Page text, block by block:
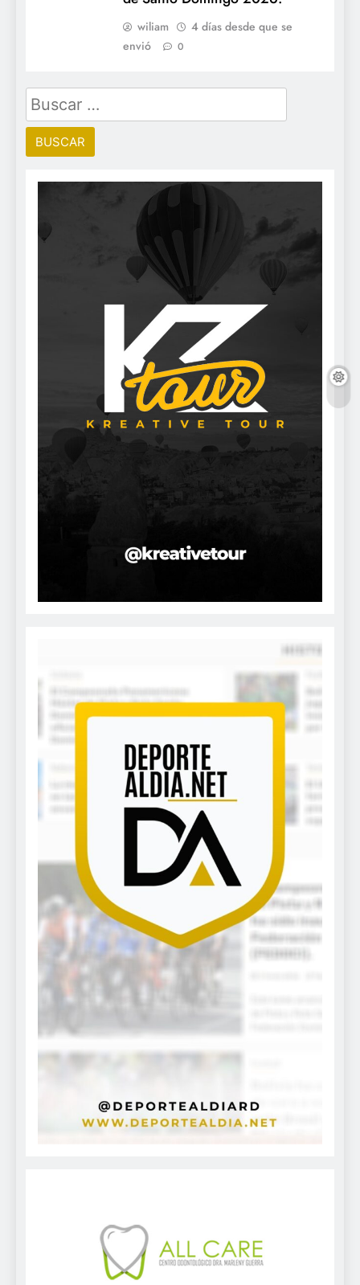
wiliam
4 días desde que se
envió
0
Buscar: